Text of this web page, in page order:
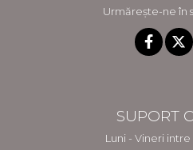
Urmărește-ne în
SUPORT
Luni - Vineri intre